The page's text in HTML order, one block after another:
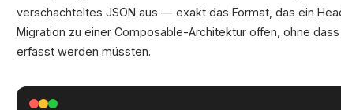
verschachteltes JSON aus — exakt das Format, das ein
Migration zu einer Composable-Architektur offen, ohne
erfasst werden müssten.